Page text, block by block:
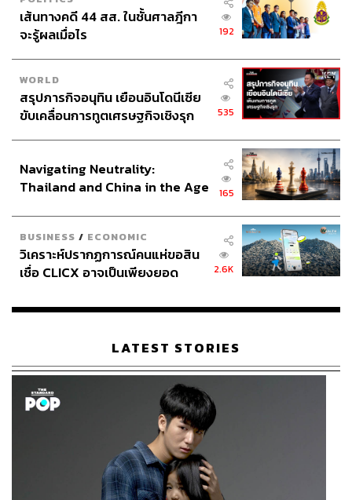
เส้นทางคดี 44 สส. ในชั้นศาลฎีกา
จะรู้ผลเมื่อไร
192
WORLD
สรุปภารกิจอนุทิน เยือนอินโดนีเซีย
ขับเคลื่อนการทูตเศรษฐกิจเชิงรุก
535
Navigating Neutrality:
Thailand and China in the Age
165
BUSINESS / ECONOMIC
วิเคราะห์ปรากฏการณ์คนแห่ขอสิน
เชื่อ CLICX อาจเป็นเพียงยอด
เรือนไทยที่ถูกซุกไว้
2.6K
LATEST STORIES